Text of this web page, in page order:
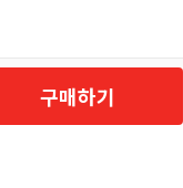
구매하기